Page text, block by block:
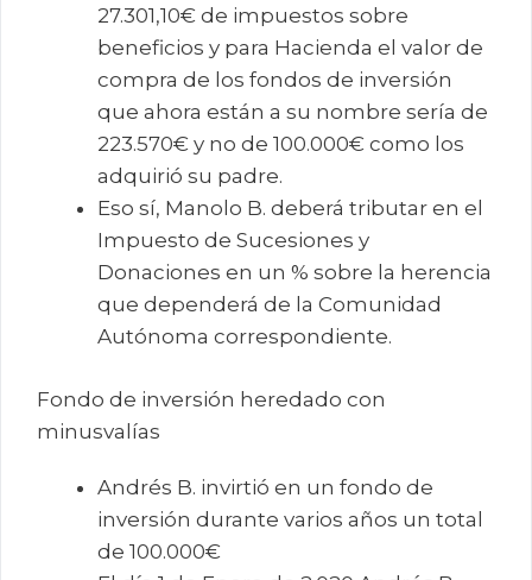
27.301,10€ de impuestos sobre
beneficios y para Hacienda el valor de
compra de los fondos de inversión
que ahora están a su nombre sería de
223.570€ y no de 100.000€ como los
adquirió su padre.
Eso sí, Manolo B. deberá tributar en el
Impuesto de Sucesiones y
Donaciones en un % sobre la herencia
que dependerá de la Comunidad
Autónoma correspondiente.
Fondo de inversión heredado con
minusvalías
Andrés B. invirtió en un fondo de
inversión durante varios años un total
de 100.000€